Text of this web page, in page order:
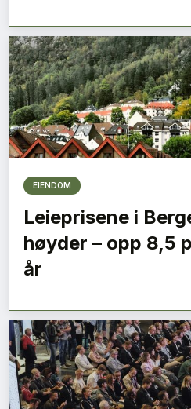
EIENDOM
Leieprisene i
høyder – opp 8,5
år